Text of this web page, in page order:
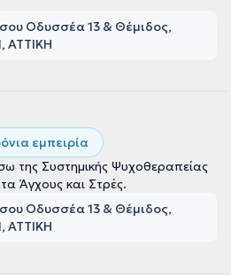
Οδυσσέα 13 & Θέμιδος,
ΑΤΤΙΚΗ
εμπειρία
της Συστημικής Ψυχοθεραπείας
Άγχους και Στρές.
Οδυσσέα 13 & Θέμιδος,
ΑΤΤΙΚΗ